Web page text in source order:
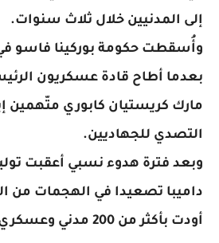
إلى المدنيين خلال ثلاث سنوات.
وأُسقطت حكومة بوركينا فاسو في
بعدما أطاح قادة عسكريون
مارك كريستيان كابوري متّهمين
التصدي للجهاديين.
وبعد فترة هدوء نسبي أعقبت
داميبا تصعيدا في الهجمات من
أودت بأكثر من 200